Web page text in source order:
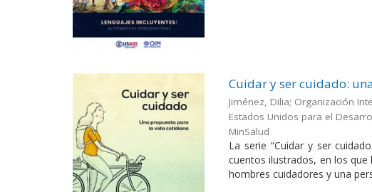
Cuidar y ser cuidado:
Jiménez, Dilia; Organización
Estados Unidos para el
MinSalud
La serie “Cuidar y ser
cuentos ilustrados, en los
hombres cuidadores y una